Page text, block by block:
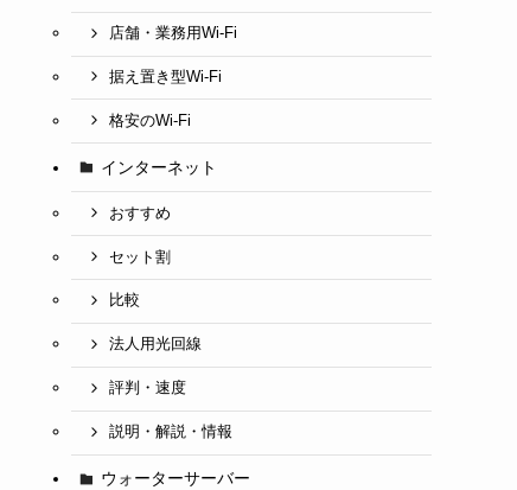
店舗・業務用Wi-Fi
据え置き型Wi-Fi
格安のWi-Fi
インターネット
おすすめ
セット割
比較
法人用光回線
評判・速度
説明・解説・情報
ウォーターサーバー